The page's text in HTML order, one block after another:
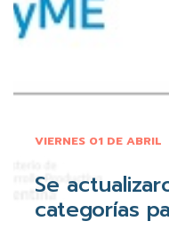
VIERNES 01 DE ABRIL
Se
categorías